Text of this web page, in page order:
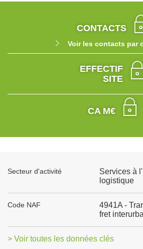
CONTACTS
Voir les contacts par
EFFECTIF
SITE
CA M€
Secteur d'activité
Services à
logistique
Code NAF
4941A -
fret
> Voir toutes les données clés